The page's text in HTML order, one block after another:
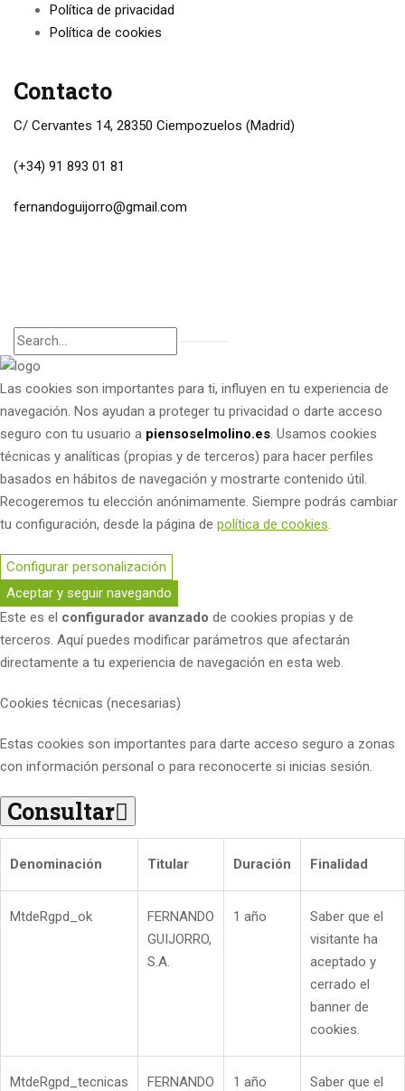
Política de privacidad
Política de cookies
Contacto
C/ Cervantes 14, 28350 Ciempozuelos (Madrid)
(+34) 91 893 01 81
fernandoguijorro@gmail.com
Las cookies son importantes para ti, influyen en tu experiencia de
navegación. Nos ayudan a proteger tu privacidad o darte acceso
seguro con tu usuario a piensoselmolino.es. Usamos cookies
técnicas y analíticas (propias y de terceros) para hacer perfiles
basados en hábitos de navegación y mostrarte contenido útil.
Recogeremos tu elección anónimamente. Siempre podrás cambiar
tu configuración, desde la página de política de cookies.
Configurar personalización
Aceptar y seguir navegando
Este es el configurador avanzado de cookies propias y de
terceros. Aquí puedes modificar parámetros que afectarán
directamente a tu experiencia de navegación en esta web.
Cookies técnicas (necesarias)
Estas cookies son importantes para darte acceso seguro a zonas
con información personal o para reconocerte si inicias sesión.
Consultar
Denominación Titular Duración Finalidad
MtdeRgpd_ok
FERNANDO
GUIJORRO,
S.A.
1 año
Saber que el
visitante ha
aceptado y
cerrado el
banner de
cookies.
MtdeRgpd_tecnicas
FERNANDO
1 año
Saber que el